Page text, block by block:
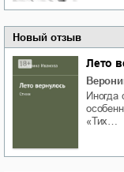
Новый отзыв
Лето
Иногда
«Тих…